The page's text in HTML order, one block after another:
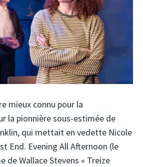
mieux connu pour la
la pionnière sous-estimée de
qui mettait en vedette Nicole
End. Evening All Afternoon (le
de Wallace Stevens « Treize